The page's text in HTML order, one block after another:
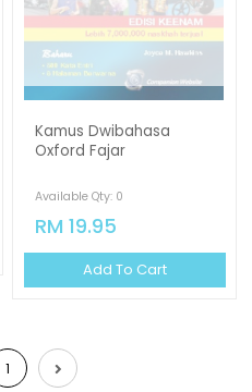
Kamus Dwibahasa
Oxford Fajar
Available Qty: 0
RM 19.95
Add To Cart
1